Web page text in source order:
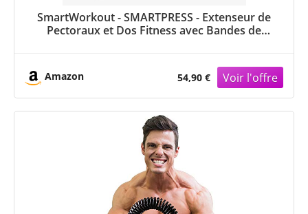
SmartWorkout - SMARTPRESS - Extenseur de
Pectoraux et Dos Fitness avec Bandes de
Amazon 54,90 €